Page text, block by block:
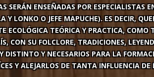
SERÁN ENSEÑADAS POR ESPECIALISTAS
Y LONKO O JEFE MAPUCHE). ES DECIR,
ECOLÓGICA TEÓRICA Y PRACTICA,
CON SU FOLCLORE, TRADICIONES,
DISTINTO Y NECESARIOS PARA LA
Y ALEJARLOS DE TANTA INFLUENCIA DE